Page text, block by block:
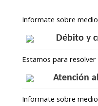
Informate sobre
Débito y
Estamos para resolver
Atención
Informate sobre